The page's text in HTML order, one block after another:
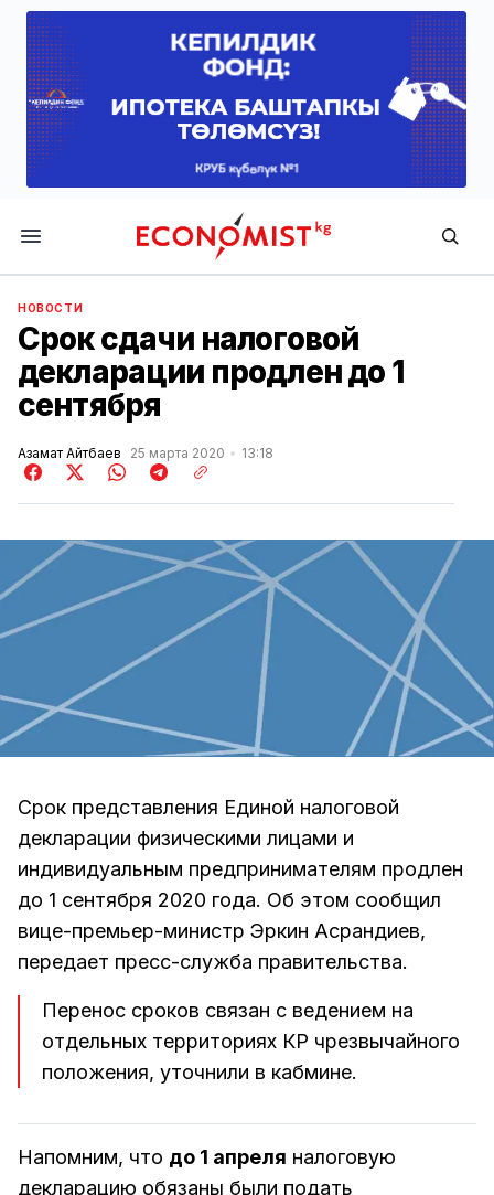
Economist.kg
НОВОСТИ
Срок сдачи налоговой
декларации продлен до 1
сентября
Азамат Айтбаев 25 марта 2020 13:18
Срок представления Единой налоговой
декларации физическими лицами и
индивидуальным предпринимателям продлен
до 1 сентября 2020 года. Об этом сообщил
вице-премьер-министр Эркин Асрандиев,
передает пресс-служба правительства.
Перенос сроков связан с ведением на
отдельных территориях КР чрезвычайного
положения, уточнили в кабмине.
Напомним, что до 1 апреля налоговую
декларацию обязаны были подать